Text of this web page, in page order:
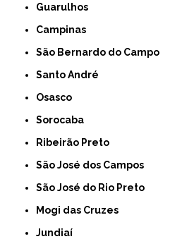
Guarulhos
Campinas
São Bernardo do Campo
Santo André
Osasco
Sorocaba
Ribeirão Preto
São José dos Campos
São José do Rio Preto
Mogi das Cruzes
Jundiaí